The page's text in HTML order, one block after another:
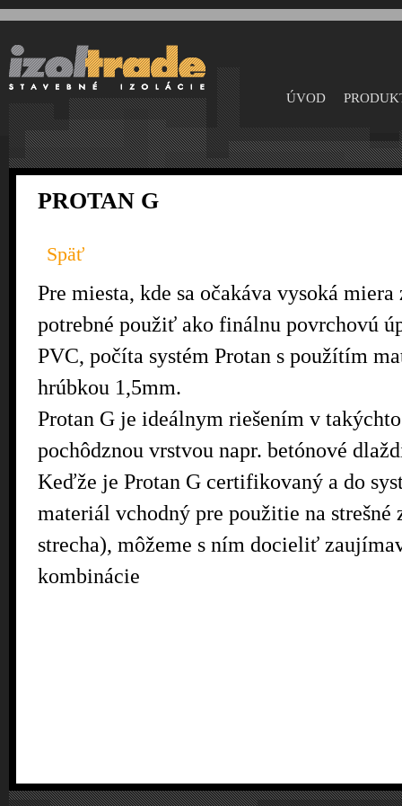
ÚVOD
PROTAN G
Späť
Pre miesta, kde sa očakáva vysoká
potrebné použiť ako finálnu povrchovú
PVC, počíta systém Protan s použítím
hrúbkou 1,5mm.
Protan G je ideálnym riešením v
pochôdznou vrstvou napr. betónové
Keďže je Protan G certifikovaný a do
materiál vchodný pre použitie na strešné
strecha), môžeme s ním docieliť
kombinácie